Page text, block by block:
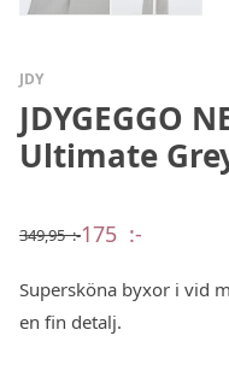
JDY
JDYGEGGO
Ultimate
349,95:-
Det
var:
349,95 :-.
175 :-
Det
är:
175 :-.
Supersköna byxor i vid
en fin detalj.